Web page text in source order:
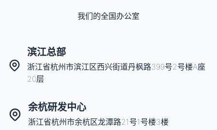
我们的全国办公室
滨江总部
浙江省杭州市滨江区西兴街道丹枫路399号2号楼A座
20层
余杭研发中心
浙江省杭州市余杭区龙潭路21号1号楼3楼